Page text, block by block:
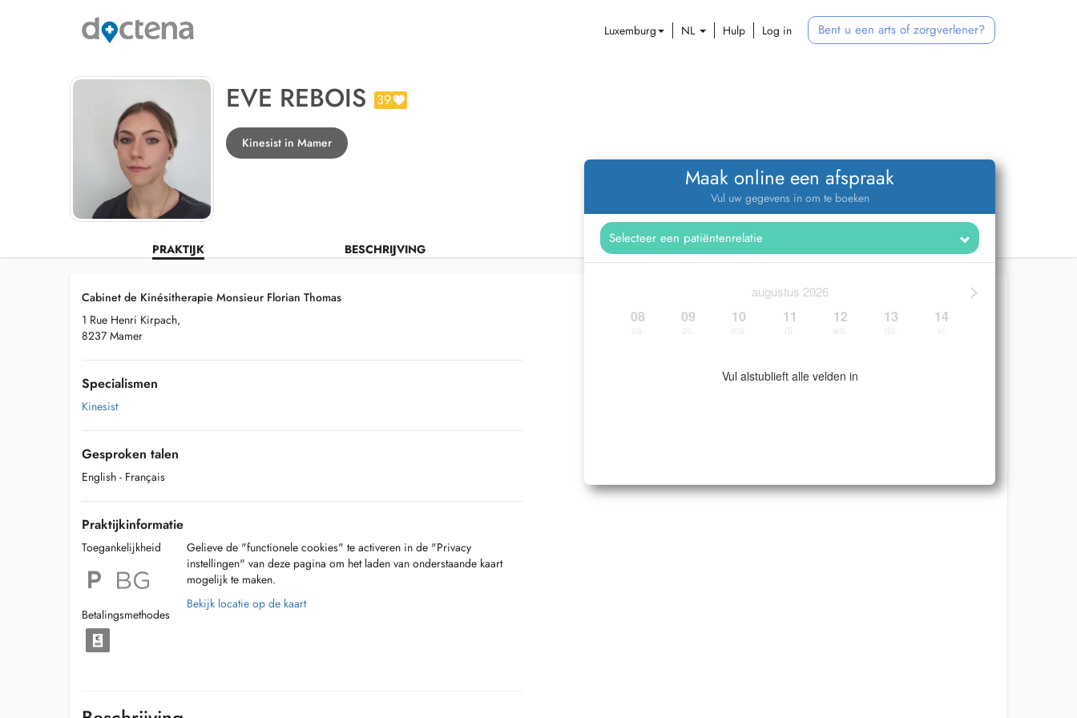
Luxemburg NL Hulp Log in Bent u een arts of zorgverlener?
EVE REBOIS 39
Kinesist in Mamer
PRAKTIJK BESCHRIJVING
Maak online een afspraak
Vul uw gegevens in om te boeken
>
augustus 2026
08 09 10 11 12 13 14
Vul alstublieft alle velden in
Cabinet de Kinésitherapie Monsieur Florian Thomas
1 Rue Henri Kirpach,
8237 Mamer
Specialismen
Kinesist
Gesproken talen
English - Français
Praktijkinformatie
Toegankelijkheid
Betalingsmethodes
Gelieve de "functionele cookies" te activeren in de "Privacy
instellingen" van deze pagina om het laden van onderstaande kaart
mogelijk te maken.
Bekijk locatie op de kaart